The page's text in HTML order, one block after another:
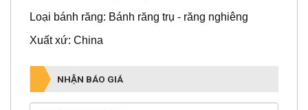
Loại bánh răng: Bánh răng trụ - răng nghiêng
Xuất xứ: China
NHẬN BÁO GIÁ